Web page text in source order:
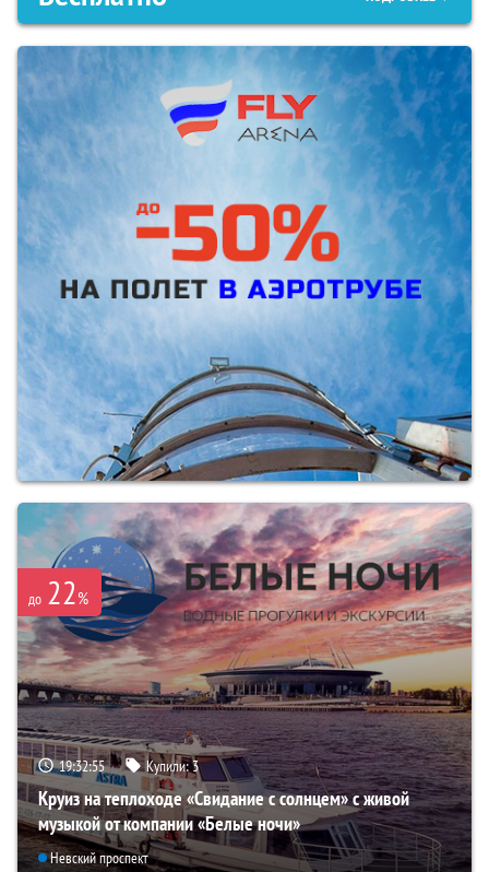
до 22%
19:32:53 Купили:3
Круиз на теплоходе «Свидание с солнцем» с живой
музыкой от компании «Белые ночи»
Невский проспект